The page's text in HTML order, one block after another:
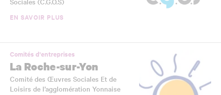
EN SAVOIR PLUS
Comités d'entreprises
La Roche-sur-Yon
Comité des Œuvres Sociales Et de
Loisirs de l’agglomération Yonnaise